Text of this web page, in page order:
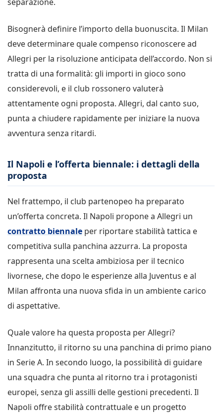
Bisognerà definire l’importo della buonuscita. Il Milan
deve determinare quale compenso riconoscere ad
Allegri per la risoluzione anticipata dell’accordo. Non si
tratta di una formalità: gli importi in gioco sono
considerevoli, e il club rossonero valuterà
attentamente ogni proposta. Allegri, dal canto suo,
punta a chiudere rapidamente per iniziare la nuova
avventura senza ritardi.
Il Napoli e l’offerta biennale: i dettagli della
proposta
Nel frattempo, il club partenopeo ha preparato
un’offerta concreta. Il Napoli propone a Allegri un
contratto biennale per riportare stabilità tattica e
competitiva sulla panchina azzurra. La proposta
rappresenta una scelta ambiziosa per il tecnico
livornese, che dopo le esperienze alla Juventus e al
Milan affronta una nuova sfida in un ambiente carico
di aspettative.
Quale valore ha questa proposta per Allegri?
Innanzitutto, il ritorno su una panchina di primo piano
in Serie A. In secondo luogo, la possibilità di guidare
una squadra che punta al ritorno tra i protagonisti
europei, senza gli assilli delle gestioni precedenti. Il
Napoli offre stabilità contrattuale e un progetto